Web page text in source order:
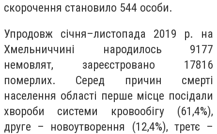
скорочення становило 544 особи.
Упродовж січня–листопада 2019 р. на
Хмельниччині народилось 9177
немовлят, зареєстровано 17816
померлих. Серед причин смерті
населення області перше місце посідали
хвороби системи кровообігу (61,4%),
друге – новоутворення (12,4%), третє –